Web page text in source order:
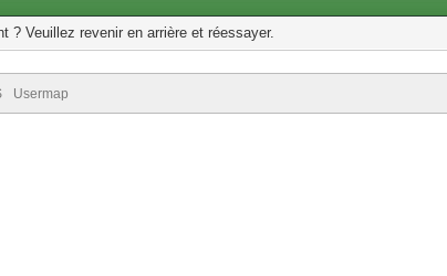
? Veuillez revenir en arrière et réessayer.
Usermap